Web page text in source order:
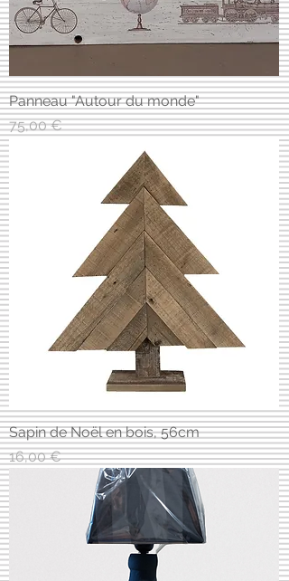
Panneau "Autour du monde"
Prix
75,00 €
Sapin de Noël en bois, 56cm
Prix
16,00 €